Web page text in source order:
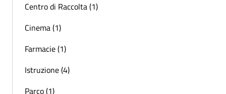
Centro di Raccolta (1)
Cinema (1)
Farmacie (1)
Istruzione (4)
Parco (1)